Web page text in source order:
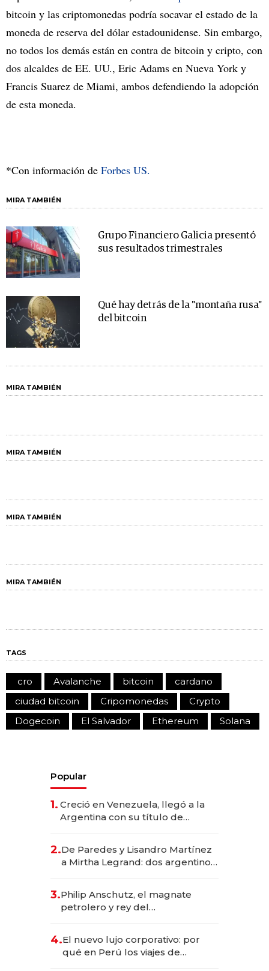
bitcoin y las criptomonedas podría socavar el estado de la
moneda de reserva del dólar estadounidense. Sin embargo,
no todos los demás están en contra de bitcoin y cripto, con
dos alcaldes de EE. UU., Eric Adams en Nueva York y
Francis Suarez de Miami, ambos defendiendo la adopción
de esta moneda.
*Con información de Forbes US.
MIRA TAMBIÉN
Grupo Financiero Galicia presentó
sus resultados trimestrales
Qué hay detrás de la "montaña rusa"
del bitcoin
MIRA TAMBIÉN
MIRA TAMBIÉN
MIRA TAMBIÉN
MIRA TAMBIÉN
TAGS
cro Avalanche bitcoin
cardano
ciudad bitcoin
Cripomonedas
Crypto
Dogecoin
El Salvador Ethereum Solana
Popular
1. Creció en Venezuela, llegó a la
Argentina con su título de
las marcas "fast premium"
2.De Paredes y Lisandro Martínez
a Mirtha Legrand: dos argentinos
3.Philip Anschutz, el magnate
petrolero y rey del
Fénix
4.El nuevo lujo corporativo: por
qué en Perú los viajes de